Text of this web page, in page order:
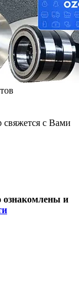
свяжется с Вами
ознакомлены и